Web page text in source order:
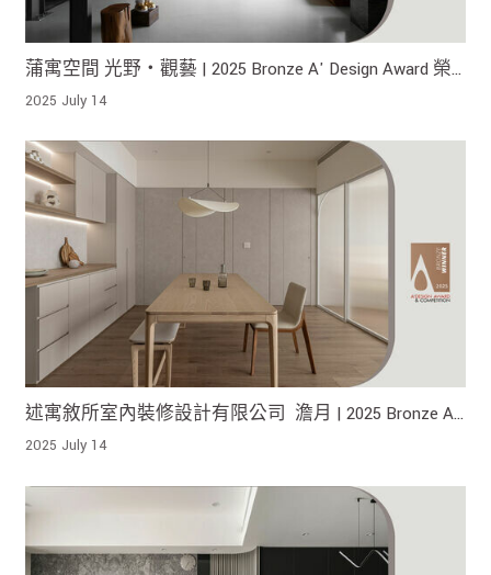
蒲寓空間 光野・觀藝 | 2025 Bronze A' Design Award 榮
獲銅獎 !
2025 July 14
述寓敘所室內裝修設計有限公司 澹月 | 2025 Bronze A'
Design Award 榮獲銅獎!
2025 July 14